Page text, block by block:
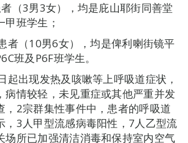
（3男3女），均是庇山耶街同善堂
班学生；
者（10男6女），均是俾利喇街镜平
班及P6F班学生。
起出现发热及咳嗽等上呼吸道症状，
病情较轻，未见重症或其他严重并发
，2宗群集性事件中，患者的呼吸道
，3人甲型流感病毒阳性，7人乙型流
场所已加强清洁消毒和保持室内空气